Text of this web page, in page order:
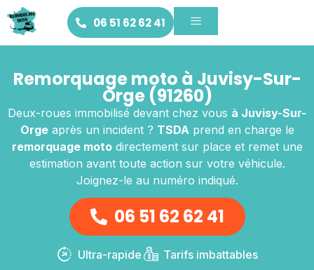
06 51 62 62 41
Remorquage moto à Juvisy-Sur-
Orge (91260)
Deux-roues immobilisé devant chez vous à Juvisy-Sur-
Orgeaprès un incident ? TSDAprend en charge le
remorquage motodirectement sur place et remet une
estimation avant toute action sur votre véhicule.
Joignez-le au numéro indiqué.
06 51 62 62 41
Ultra-rapide Tarifs imbattables